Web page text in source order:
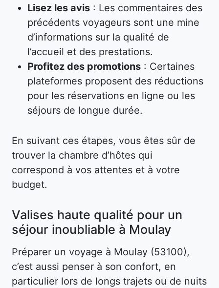
Lisez les avis : Les commentaires des
précédents voyageurs sont une mine
d’informations sur la qualité de
l’accueil et des prestations.
Profitez des promotions : Certaines
plateformes proposent des réductions
pour les réservations en ligne ou les
séjours de longue durée.
En suivant ces étapes, vous êtes sûr de
trouver la chambre d’hôtes qui
correspond à vos attentes et à votre
budget.
Valises haute qualité pour un
séjour inoubliable à Moulay
Préparer un voyage à Moulay (53100),
c’est aussi penser à son confort, en
particulier lors de longs trajets ou de nuits